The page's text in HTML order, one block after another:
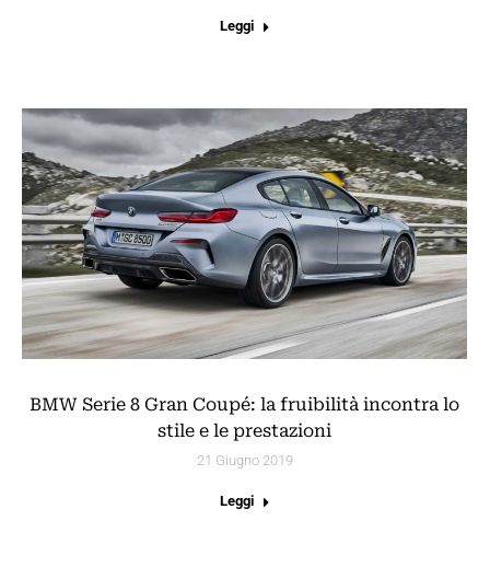
Leggi
BMW Serie 8 Gran Coupé: la fruibilità incontra lo
stile e le prestazioni
21 Giugno 2019
Leggi